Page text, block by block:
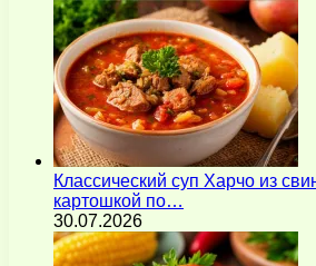
Классический суп Харчо из
картошкой по…
30.07.2026